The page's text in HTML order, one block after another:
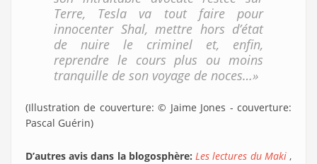
Terre, Tesla va tout faire pour
innocenter Shal, mettre hors d’état
de nuire le criminel et, enfin,
reprendre le cours plus ou moins
tranquille de son voyage de noces…»
(Illustration de couverture: © Jaime Jones - couverture:
Pascal Guérin)
D’autres avis dans la blogosphère: Les lectures du Maki,